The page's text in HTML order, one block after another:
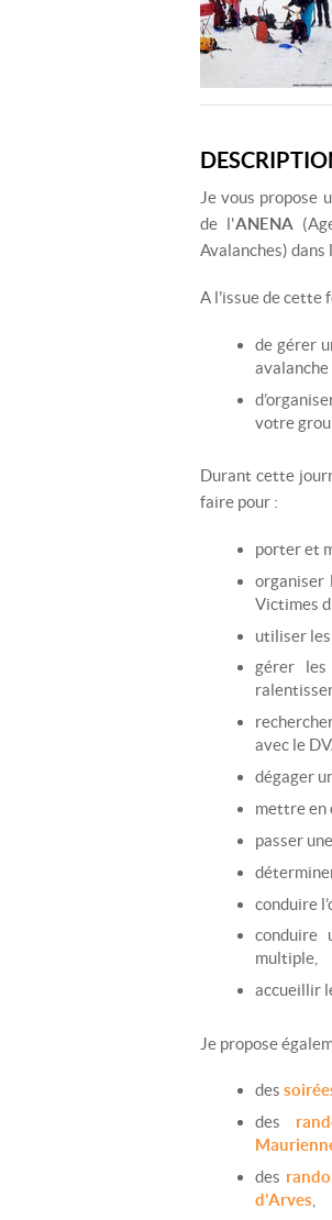
Je vous propose
de l'ANENA
Avalanches) dans
A l'issue de cette
de gérer
avalanche
votre
Durant cette
faire pour :
porter et
organiser
Victimes
utiliser
gérer les
avec le
dégager
mettre en
passer
conduire
conduire
multiple,
accueillir
Je propose
des
des
des
d'Arves